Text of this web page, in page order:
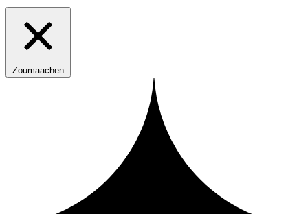
Zoumaachen